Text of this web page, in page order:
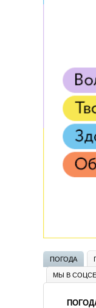
ПОГОДА
МЫ В